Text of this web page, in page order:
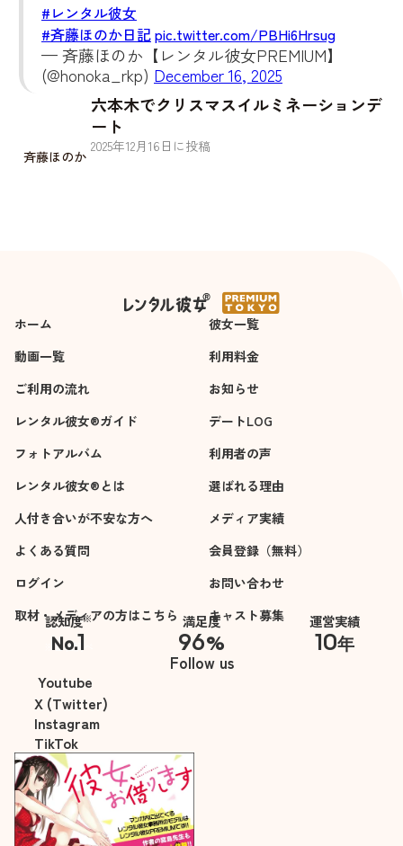
#レンタル彼女
#斉藤ほのか日記pic.twitter.com/PBHi6Hrsug
— 斉藤ほのか【レンタル彼女PREMIUM】
(@honoka_rkp) December 16, 2025
斉藤ほのか
六本木でクリスマスイルミネーションデ
ート
2025年12月 16 日に投稿
ホーム
彼女一覧
動画一覧
利用料金
ご利用の流れ
お知らせ
レンタル彼女®ガイド
デートLOG
フォトアルバム
利用者の声
レンタル彼女®とは
選ばれる理由
人付き合いが不安な方へ
メディア実績
よくある質問
会員登録（無料）
ログイン
お問い合わせ
取材・メディアの方はこちら
キャスト募集
認知度※
No.1
※自社調べ
満足度
96%
運営実績
10年
Follow us
Youtube
X (Twitter)
Instagram
TikTok